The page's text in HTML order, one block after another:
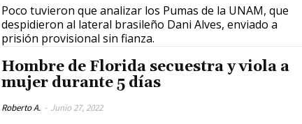
Poco tuvieron que analizar los Pumas de la UNAM, que
despidieron al lateral brasileño Dani Alves, enviado a
prisión provisional sin fianza.
Hombre de Florida secuestra y viola a
mujer durante 5 días
Roberto A. - Junio 27, 2022